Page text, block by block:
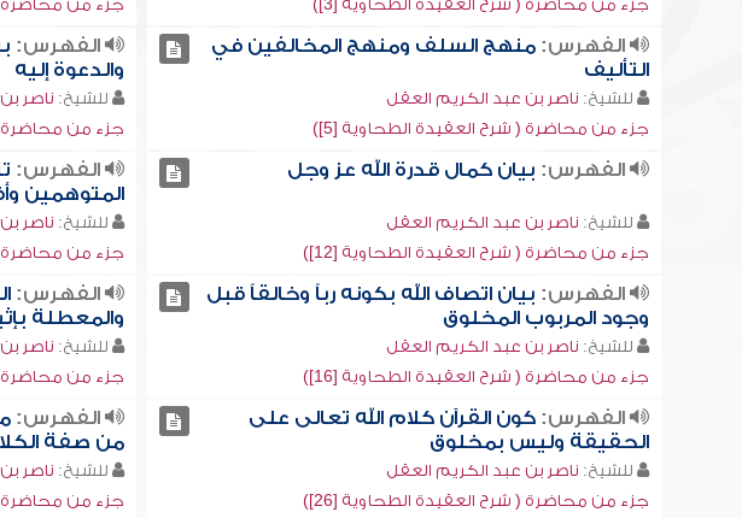
جزء من محاضرة ( شرح العقيدة الطحاوية [3])
جزء من محاضرة (
الفهرس:منهج السلف ومنهج المخالفين في
التأليف
للشيخ: ناصر بن عبد الكريم العقل
جزء من محاضرة ( شرح العقيدة الطحاوية [5])
الفهرس:
والدعوة إليه
للشيخ: ناصر
جزء من محاضرة (
الفهرس: بيان كمال قدرة الله عز وجل
للشيخ: ناصر بن عبد الكريم العقل
جزء من محاضرة ( شرح العقيدة الطحاوية [12])
الفهرس:
المتوهمين
للشيخ: ناصر
جزء من محاضرة (
الفهرس: بيان اتصاف الله بكونه رباً وخالقاً قبل
وجود المربوب المخلوق
للشيخ: ناصر بن عبد الكريم العقل
جزء من محاضرة ( شرح العقيدة الطحاوية [16])
الفهرس:
والمعطلة
للشيخ: ناصر
جزء من محاضرة (
الفهرس:كون القرآن كلام الله تعالى على
الحقيقة وليس بمخلوق
للشيخ: ناصر بن عبد الكريم العقل
جزء من محاضرة ( شرح العقيدة الطحاوية [26])
الفهرس:
من صفة
للشيخ: ناصر
جزء من محاضرة (